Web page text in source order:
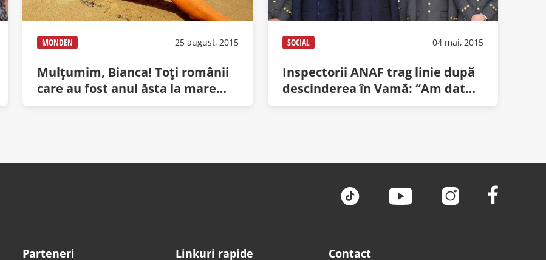
MONDEN 25 august, 2015
Mulțumim, Bianca! Toți românii
care au fost anul ăsta la mare
trebuie vaccinați contra
SOCIAL 04 mai, 2015
Inspectorii ANAF trag linie după
descinderea în Vamă: “Am dat
amenzi, dar am luat sifilis!”
Parteneri Linkuri rapide Contact